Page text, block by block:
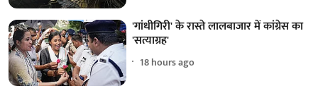
'गांधीगिरी' के रास्ते लालबाजार में कांग्रेस का
'सत्याग्रह'
18 hours ago